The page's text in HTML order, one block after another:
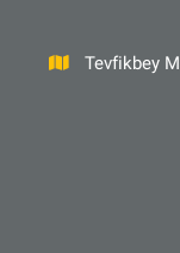
Tevfikbey